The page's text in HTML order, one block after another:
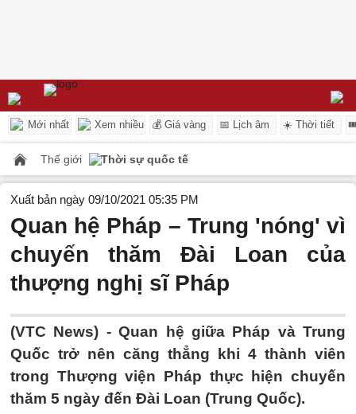
Mới nhất Xem nhiều 💰 Giá vàng 📅 Lịch âm ☀️ Thời tiết
Thế giới Thời sự quốc tế
Xuất bản ngày 09/10/2021 05:35 PM
Quan hệ Pháp – Trung 'nóng' vì
chuyến thăm Đài Loan của
thượng nghị sĩ Pháp
(VTC News) -Quan hệ giữa Pháp và Trung
Quốc trở nên căng thẳng khi 4 thành viên
trong Thượng viện Pháp thực hiện chuyến
thăm 5 ngày đến Đài Loan (Trung Quốc).